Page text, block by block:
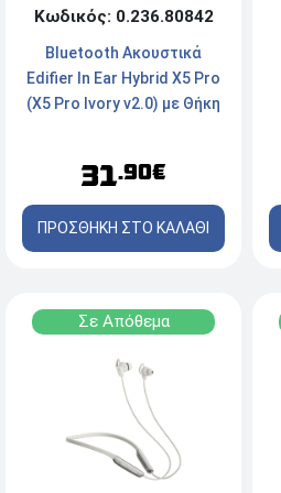
Κωδικός: 0.236.80842
Bluetooth Ακουστικά
Edifier In Ear Hybrid X5 Pro
(X5 Pro Ivory v2.0) με Θήκη
31.90€
ΠΡΟΣΘΗΚΗ ΣΤΟ ΚΑΛΑΘΙ
Σε Απόθεμα